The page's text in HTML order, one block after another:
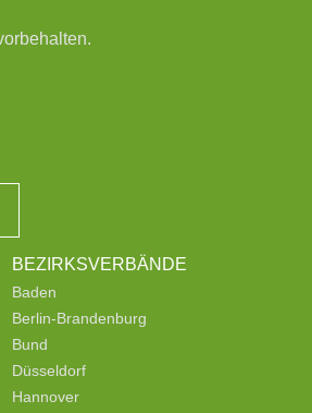
BEZIRKSVERBÄNDE
Baden
Berlin-Brandenburg
Bund
Düsseldorf
Hannover